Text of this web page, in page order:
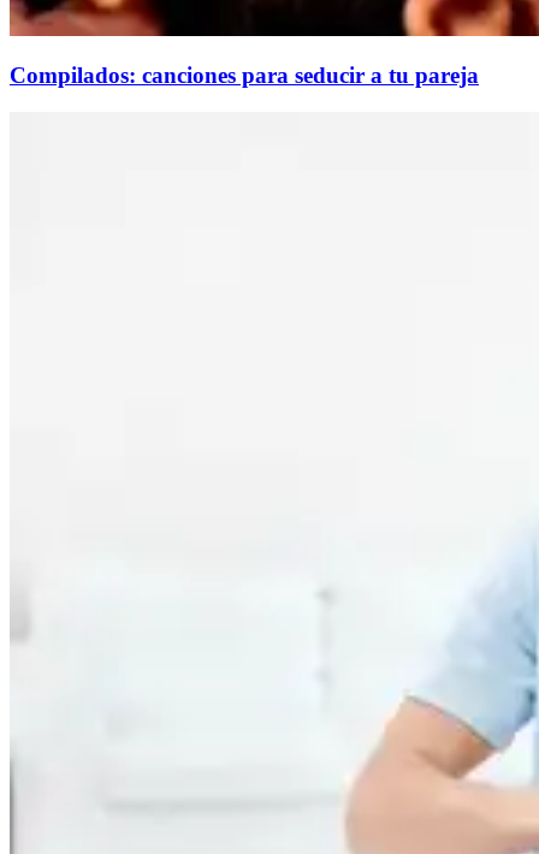
Compilados: canciones para seducir a tu pareja